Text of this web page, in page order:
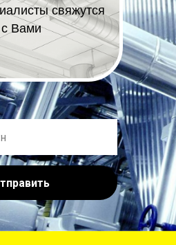
свяжутся
с Вами